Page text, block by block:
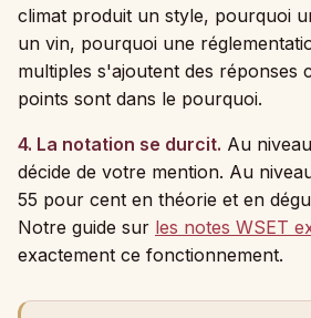
climat produit un style, pourquoi
un vin, pourquoi une
multiples s'ajoutent des réponses
points sont dans le pourquoi.
4. La notation se durcit. Au
décide de votre mention. Au
55 pour cent en théorie et en
Notre guide sur les notes WSET
exactement ce fonctionnement.